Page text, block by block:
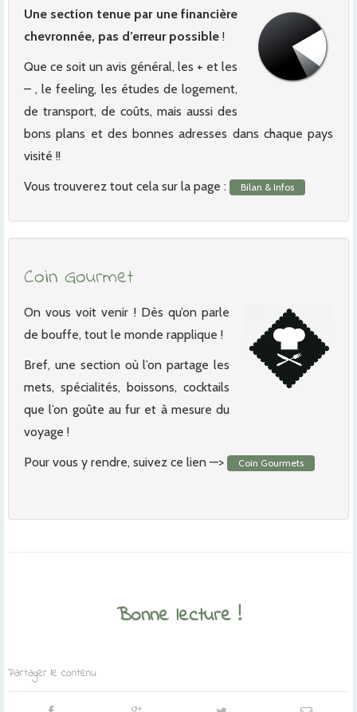
Une section tenue par une financière
chevronnée, pas d’erreur possible !
Que ce soit un avis général, les + et les
– , le feeling, les études de logement,
de transport, de coûts, mais aussi des
bons plans et des bonnes adresses dans chaque pays
visité !!
Vous trouverez tout cela sur la page :
Bilan & Infos
Coin Gourmet
On vous voit venir ! Dès qu’on parle
de bouffe, tout le monde rapplique !
Bref, une section où l’on partage les
mets, spécialités, boissons, cocktails
que l’on goûte au fur et à mesure du
voyage !
Pour vous y rendre, suivez ce lien —>
Coin Gourmets
Bonne lecture !
Partager le contenu